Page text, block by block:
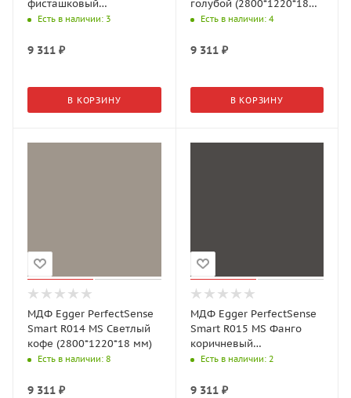
фисташковый
(2800*1220*18 мм)
Есть в наличии: 3
9 311 ₽
В КОРЗИНУ
голубой (2800*1220*18
мм)Есть в наличии: 4
9 311₽
В КОРЗИНУ
МДФ Egger PerfectSense
Smart R014 MS Светлый
кофе (2800*1220*18 мм)
Есть в наличии: 8
9 311 ₽
МДФ Egger PerfectSense
Smart R015 MS Фанго
коричневый
(2800*1220*18 мм)
Есть в наличии: 2
9 311₽